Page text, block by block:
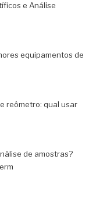
e Análise
equipamentos de
reômetro: qual usar
de amostras?